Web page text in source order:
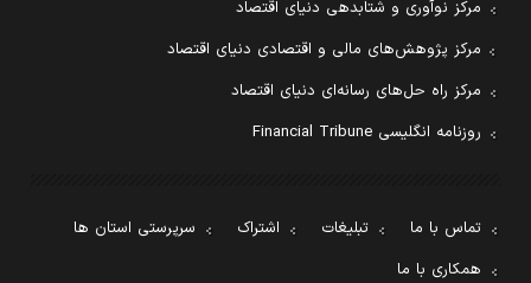
مرکز نوآوری و شتابدهی دنیای اقتصاد
مرکز پژوهش‌های مالی و اقتصادی دنیای اقتصاد
مرکز راه حل‌های رسانه‌ای دنیای اقتصاد
روزنامه انگلیسی Financial Tribune
تماس با ما تبلیغات اشتراک
سرپرستی استان ها
همکاری با ما